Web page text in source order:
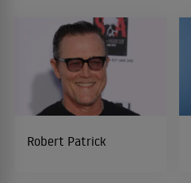
Robert Patrick